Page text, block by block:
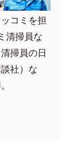
コミを担
清掃員な
掃員の日
社）な